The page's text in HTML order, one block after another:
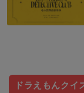
ドラえもんクイ